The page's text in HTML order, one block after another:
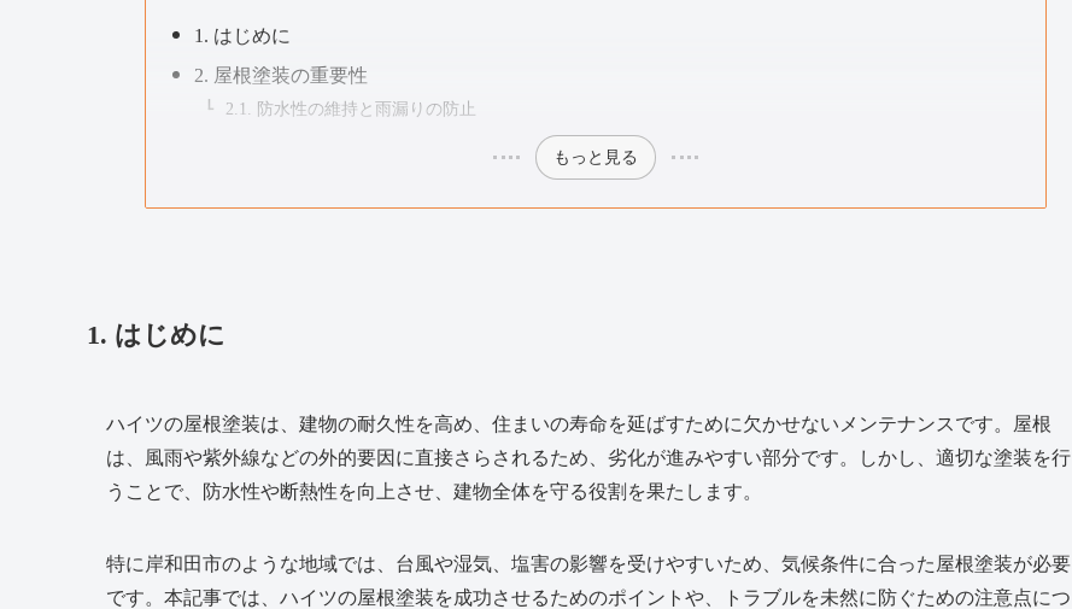
1. はじめに
2. 屋根塗装の重要性
2.1. 防水性の維持と雨漏りの防止
もっと見る
1. はじめに
ハイツの屋根塗装は、建物の耐久性を高め、住まいの寿命を延ばすために欠かせないメンテナンスです。屋根
は、風雨や紫外線などの外的要因に直接さらされるため、劣化が進みやすい部分です。しかし、適切な塗装を行
うことで、防水性や断熱性を向上させ、建物全体を守る役割を果たします。
特に岸和田市のような地域では、台風や湿気、塩害の影響を受けやすいため、気候条件に合った屋根塗装が必要
です。本記事では、ハイツの屋根塗装を成功させるためのポイントや、トラブルを未然に防ぐための注意点につ